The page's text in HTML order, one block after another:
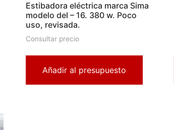
Estibadora eléctrica marca Sima
modelo del – 16. 380 w. Poco
uso, revisada.
Consultar precio
Añadir al presupuesto